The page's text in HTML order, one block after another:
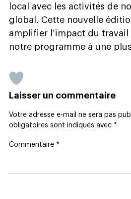
local avec les activités de
global. Cette nouvelle
amplifier l’impact du travail
notre programme à une
Laisser un commentaire
Votre adresse e-mail ne sera pas
obligatoires sont indiqués avec *
Commentaire *